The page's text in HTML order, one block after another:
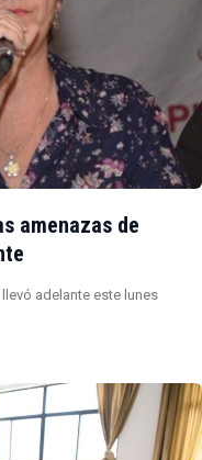
amenazas de
adelante este lunes